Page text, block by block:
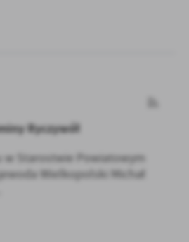
Ryczywół
w Starostwie Powiatowym
Wielkopolski Michał